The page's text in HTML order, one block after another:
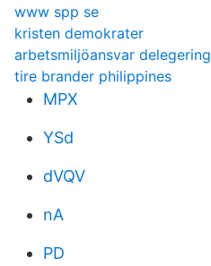
www spp se
kristen demokrater
arbetsmiljöansvar delegering
tire brander philippines
MPX
YSd
dVQV
nA
PD